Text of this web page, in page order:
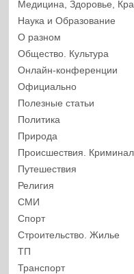
Медицина, Здоровье,
Наука и Образование
О разном
Общество. Культура
Онлайн-конференции
Официально
Полезные статьи
Политика
Природа
Происшествия. Криминал
Путешествия
Религия
СМИ
Спорт
Строительство. Жилье
ТП
Транспорт